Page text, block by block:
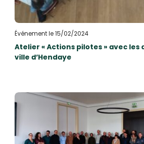
Événement le 15/02/2024
Atelier « Actions pilotes » avec les
ville d’Hendaye